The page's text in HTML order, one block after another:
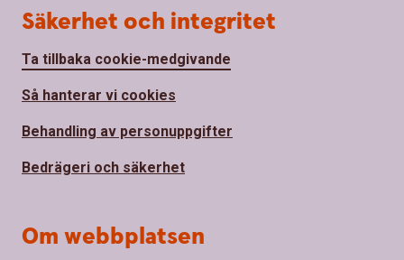
Säkerhet och integritet
Ta tillbaka cookie-medgivande
Så hanterar vi cookies
Behandling av personuppgifter
Bedrägeri och säkerhet
Om webbplatsen